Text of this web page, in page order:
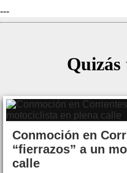
---
Quizás
Conmoción en
“fierrazos” a un
calle